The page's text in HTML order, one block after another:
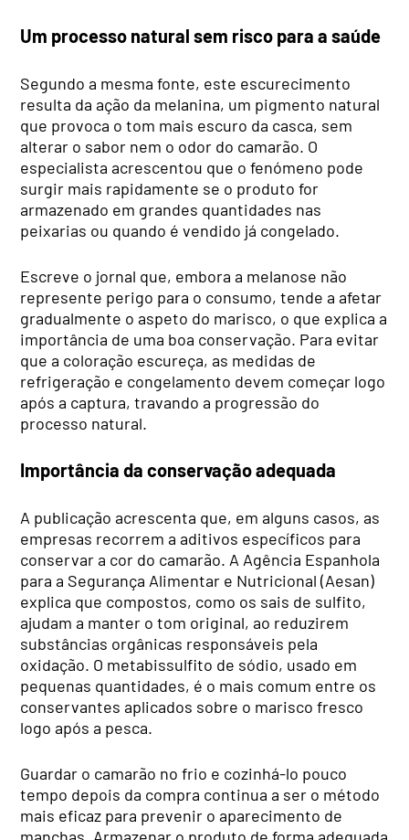
Um processo natural sem risco para a saúde
Segundo a mesma fonte, este escurecimento
resulta da ação da melanina, um pigmento natural
que provoca o tom mais escuro da casca, sem
alterar o sabor nem o odor do camarão. O
especialista acrescentou que o fenómeno pode
surgir mais rapidamente se o produto for
armazenado em grandes quantidades nas
peixarias ou quando é vendido já congelado.
Escreve o jornal que, embora a melanose não
represente perigo para o consumo, tende a afetar
gradualmente o aspeto do marisco, o que explica a
importância de uma boa conservação. Para evitar
que a coloração escureça, as medidas de
refrigeração e congelamento devem começar logo
após a captura, travando a progressão do
processo natural.
Importância da conservação adequada
A publicação acrescenta que, em alguns casos, as
empresas recorrem a aditivos específicos para
conservar a cor do camarão. A Agência Espanhola
para a Segurança Alimentar e Nutricional (Aesan)
explica que compostos, como os sais de sulfito,
ajudam a manter o tom original, ao reduzirem
substâncias orgânicas responsáveis pela
oxidação. O metabissulfito de sódio, usado em
pequenas quantidades, é o mais comum entre os
conservantes aplicados sobre o marisco fresco
logo após a pesca.
Guardar o camarão no frio e cozinhá-lo pouco
tempo depois da compra continua a ser o método
mais eficaz para prevenir o aparecimento de